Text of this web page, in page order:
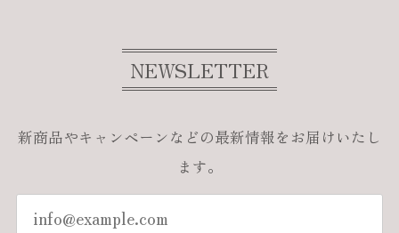
NEWSLETTER
新商品やキャンペーンなどの最新情報をお届けいたし
ます。